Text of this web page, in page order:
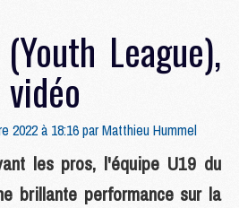
League),
2022 à 18:16 parMatthieu Hummel
les pros, l'équipe U19 du
brillante performance sur la